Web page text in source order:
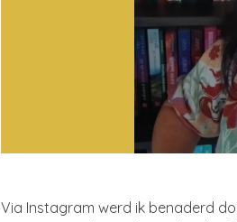
Via Instagram werd ik benaderd